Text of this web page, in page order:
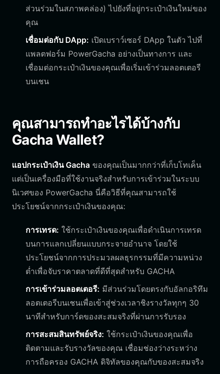
ส่วนร่วมในสภาพคล่อง) ไปยังที่อยู่กระเป๋าเงินใหม่ของ
คุณ
เชื่อมต่อกับ DApp: เปิดเบราว์เซอร์ DApp ในตัว ไปที่
แพลตฟอร์ม PowerGacha อย่างเป็นทางการ และ
เชื่อมต่อกระเป๋าเงินของคุณเพื่อเริ่มเข้าร่วมลอตเตอรี
บนเชน
คุณสามารถทำอะไรได้บ้างกับ
Gacha Wallet?
แอปกระเป๋าเงิน Gacha ของคุณเป็นมากกว่าที่เก็บโทเค็น
แต่เป็นเครื่องมือที่ใช้งานจริงสำหรับการเข้าร่วมในระบบ
นิเวศของ PowerGacha นี่คือวิธีที่คุณสามารถใช้
ประโยชน์จากกระเป๋าเงินของคุณ:
การเทรด: ใช้กระเป๋าเงินของคุณเพื่อดำเนินการเทรด
บนการแลกเปลี่ยนแบบกระจายอำนาจ โดยใช้
ประโยชน์จากการประมวลผลธุรกรรมที่มีความหน่วง
ต่ำเพื่อจับราคาตลาดที่ดีที่สุดสำหรับ GACHA
การเข้าร่วมลอตเตอรี: มีส่วนร่วมโดยตรงกับอัลกอริทึม
ลอตเตอรีบนเชนเพื่อเข้าสู่ช่วงเวลาชิงรางวัลทุกๆ 30
นาทีสำหรับการ์ดของสะสมจริงที่ผ่านการรับรอง
การสะสมสินทรัพย์จริง: ใช้กระเป๋าเงินของคุณเพื่อ
ติดตามและรับรางวัลของคุณ เชื่อมช่องว่างระหว่าง
การถือครอง GACHA ดิจิทัลของคุณกับของสะสมจริง